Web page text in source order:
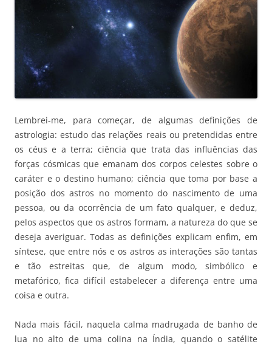
Lembrei-me, para começar, de algumas definições de
astrologia: estudo das relações reais ou pretendidas entre
os céus e a terra; ciência que trata das influências das
forças cósmicas que emanam dos corpos celestes sobre o
caráter e o destino humano; ciência que toma por base a
posição dos astros no momento do nascimento de uma
pessoa, ou da ocorrência de um fato qualquer, e deduz,
pelos aspectos que os astros formam, a natureza do que se
deseja averiguar. Todas as definições explicam enfim, em
síntese, que entre nós e os astros as interações são tantas
e tão estreitas que, de algum modo, simbólico e
metafórico, fica difícil estabelecer a diferença entre uma
coisa e outra.
Nada mais fácil, naquela calma madrugada de banho de
lua no alto de uma colina na Índia, quando o satélite